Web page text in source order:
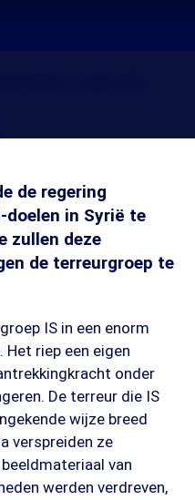
de regering
doelen in Syrië te
zullen deze
de terreurgroep te
IS in een enorm
Het riep een eigen
onder
De terreur die IS
wijze breed
verspreiden ze
van
werden verdreven,